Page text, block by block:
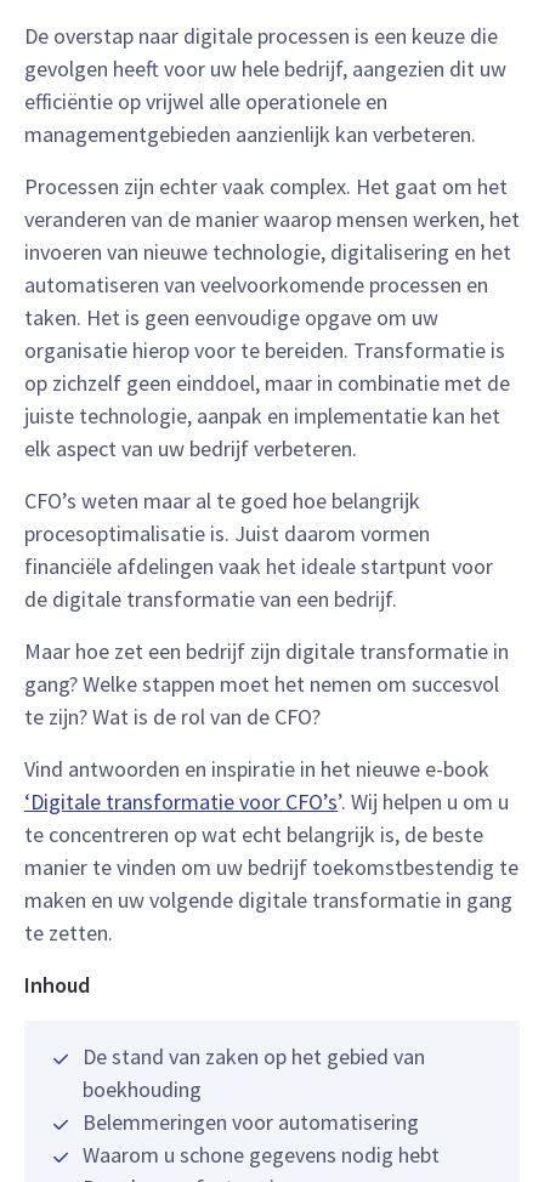
De overstap naar digitale processen is een keuze die
gevolgen heeft voor uw hele bedrijf, aangezien dit uw
efficiëntie op vrijwel alle operationele en
managementgebieden aanzienlijk kan verbeteren.
Processen zijn echter vaak complex. Het gaat om het
veranderen van de manier waarop mensen werken, het
invoeren van nieuwe technologie, digitalisering en het
automatiseren van veelvoorkomende processen en
taken. Het is geen eenvoudige opgave om uw
organisatie hierop voor te bereiden. Transformatie is
op zichzelf geen einddoel, maar in combinatie met de
juiste technologie, aanpak en implementatie kan het
elk aspect van uw bedrijf verbeteren.
CFO’s weten maar al te goed hoe belangrijk
procesoptimalisatie is. Juist daarom vormen
financiële afdelingen vaak het ideale startpunt voor
de digitale transformatie van een bedrijf.
Maar hoe zet een bedrijf zijn digitale transformatie in
gang? Welke stappen moet het nemen om succesvol
te zijn? Wat is de rol van de CFO?
Vind antwoorden en inspiratie in het nieuwe e-book
‘Digitale transformatie voor CFO’s’. Wij helpen u om u
te concentreren op wat echt belangrijk is, de beste
manier te vinden om uw bedrijf toekomstbestendig te
maken en uw volgende digitale transformatie in gang
te zetten.
Inhoud
De stand van zaken op het gebied van
boekhouding
Belemmeringen voor automatisering
Waarom u schone gegevens nodig hebt